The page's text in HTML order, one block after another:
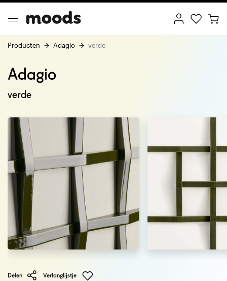
Minimalism
Producten Adagio verde
Adagio
verde
Delen Verlanglijstje